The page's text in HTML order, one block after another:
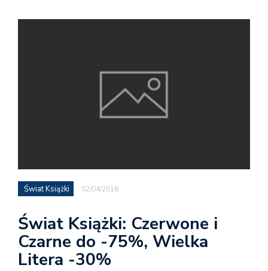
Świat Książki 02/04/2016
Świat Książki: Czerwone i
Czarne do -75%, Wielka
Litera -30%